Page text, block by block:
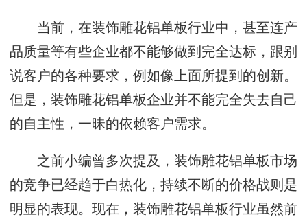
当前，在装饰雕花铝单板行业中，甚至连产
品质量等有些企业都不能够做到完全达标，跟别
说客户的各种要求，例如像上面所提到的创新。
但是，装饰雕花铝单板企业并不能完全失去自己
的自主性，一昧的依赖客户需求。
之前小编曾多次提及，装饰雕花铝单板市场
的竞争已经趋于白热化，持续不断的价格战则是
明显的表现。现在，装饰雕花铝单板行业虽然前